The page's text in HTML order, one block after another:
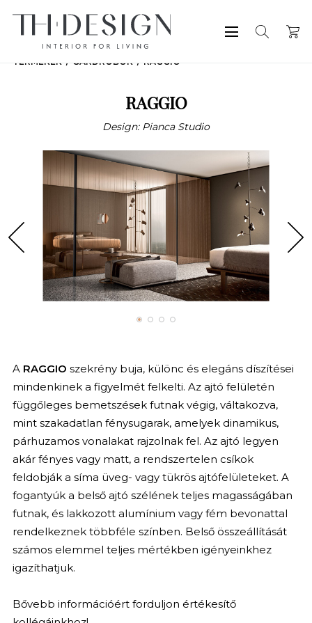
TERMÉKEK GARDRÓBOK RAGGIO
RAGGIO
Design: Pianca Studio
A RAGGIO szekrény buja, különc és elegáns díszítései
mindenkinek a figyelmét felkelti. Az ajtó felületén
függőleges bemetszések futnak végig, váltakozva,
mint szakadatlan fénysugarak, amelyek dinamikus,
párhuzamos vonalakat rajzolnak fel. Az ajtó legyen
akár fényes vagy matt, a rendszertelen csíkok
feldobják a síma üveg- vagy tükrös ajtófelületeket. A
fogantyúk a belső ajtó szélének teljes magasságában
futnak, és lakkozott alumínium vagy fém bevonattal
rendelkeznek többféle színben. Belső összeállítását
számos elemmel teljes mértékben igényeinkhez
igazíthatjuk.
Bővebb információért forduljon értékesítő